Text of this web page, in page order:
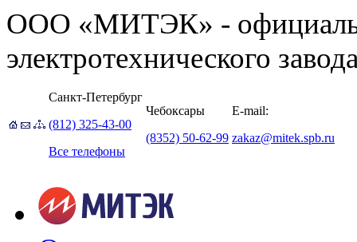
ООО «МИТЭК» -
электротехнического
Санкт-Петербург
(812) 325-43-00
Все телефоны
Чебоксары
(8352) 50-62-99
E-mail:
zakaz@mitek.spb.ru